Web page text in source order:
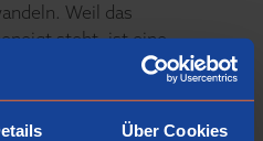
Über Cookies
Weil das
steht, ist eine